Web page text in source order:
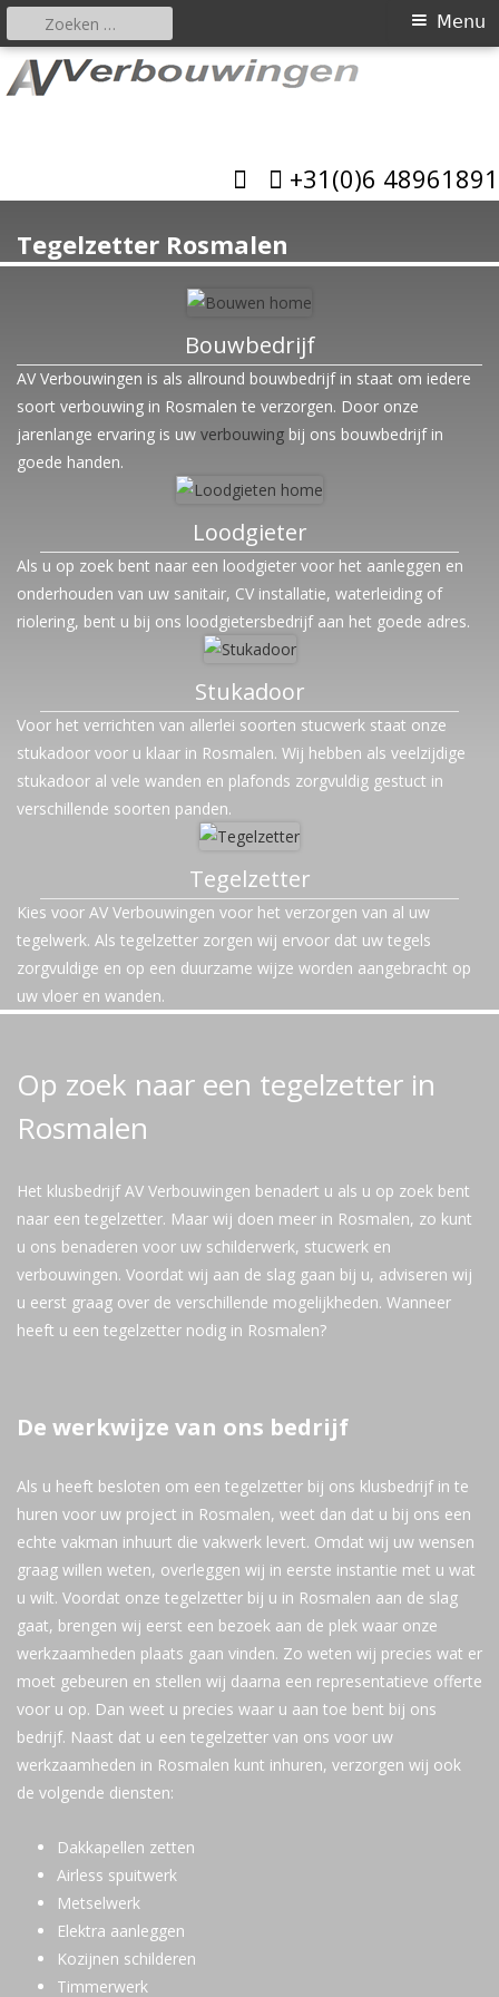
Spring
naar
+31(0)6 48961891
Primair
menu
Menu
Zoeken
naar:
Tegelzetter Rosmalen
Bouwbedrijf
AV Verbouwingen is als allround bouwbedrijf in staat om iedere
soort verbouwing in Rosmalen te verzorgen. Door onze
jarenlange ervaring is uw verbouwing bij ons bouwbedrijf in
goede handen.
Loodgieter
Als u op zoek bent naar een loodgieter voor het aanleggen en
onderhouden van uw sanitair, CV installatie, waterleiding of
riolering, bent u bij ons loodgietersbedrijf aan het goede adres.
Stukadoor
Voor het verrichten van allerlei soorten stucwerk staat onze
stukadoor voor u klaar in Rosmalen. Wij hebben als veelzijdige
stukadoor al vele wanden en plafonds zorgvuldig gestuct in
verschillende soorten panden.
Tegelzetter
Kies voor AV Verbouwingen voor het verzorgen van al uw
tegelwerk. Als tegelzetter zorgen wij ervoor dat uw tegels
zorgvuldige en op een duurzame wijze worden aangebracht op
uw vloer en wanden.
Op zoek naar een tegelzetter in
Rosmalen
Het klusbedrijf AV Verbouwingen benadert u als u op zoek bent
naar een tegelzetter. Maar wij doen meer in Rosmalen, zo kunt
u ons benaderen voor uw schilderwerk, stucwerk en
verbouwingen. Voordat wij aan de slag gaan bij u, adviseren wij
u eerst graag over de verschillende mogelijkheden. Wanneer
heeft u een tegelzetter nodig in Rosmalen?
De werkwijze van ons bedrijf
Als u heeft besloten om een tegelzetter bij ons klusbedrijf in te
huren voor uw project in Rosmalen, weet dan dat u bij ons een
echte vakman inhuurt die vakwerk levert. Omdat wij uw wensen
graag willen weten, overleggen wij in eerste instantie met u wat
u wilt. Voordat onze tegelzetter bij u in Rosmalen aan de slag
gaat, brengen wij eerst een bezoek aan de plek waar onze
werkzaamheden plaats gaan vinden. Zo weten wij precies wat er
moet gebeuren en stellen wij daarna een representatieve offerte
voor u op. Dan weet u precies waar u aan toe bent bij ons
bedrijf. Naast dat u een tegelzetter van ons voor uw
werkzaamheden in Rosmalen kunt inhuren, verzorgen wij ook
de volgende diensten:
Dakkapellen zetten
Airless spuitwerk
Metselwerk
Elektra aanleggen
Kozijnen schilderen
Timmerwerk